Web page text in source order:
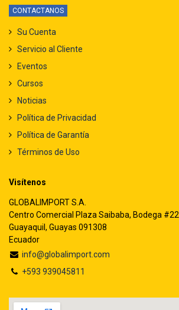
CONTACTANOS
Su Cuenta
Servicio al Cliente
Eventos
Cursos
Noticias
Política de Privacidad
Política de Garantía
Términos de Uso
Visítenos
GLOBALIMPORT S.A.
Centro Comercial Plaza Saibaba, Bodega #22
Guayaquil, Guayas 091308
Ecuador
info@globalimport.com
+593 939045811